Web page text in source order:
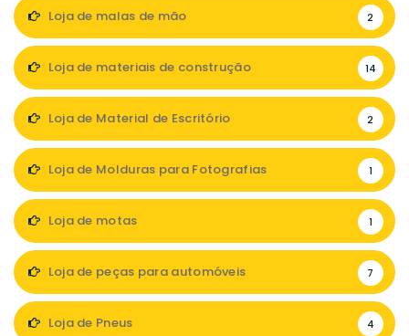
Loja de malas de mão 2
Loja de materiais de construção 14
Loja de Material de Escritório 2
Loja de Molduras para Fotografias 1
Loja de motas 1
Loja de peças para automóveis 7
Loja de Pneus 4